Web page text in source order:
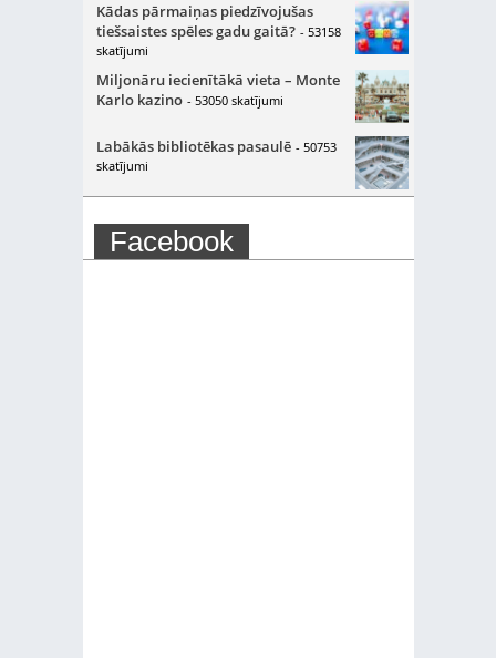
Kādas pārmaiņas piedzīvojušas
tiešsaistes spēles gadu gaitā? - 53158
skatījumi
Miljonāru iecienītākā vieta – Monte
Karlo kazino - 53050 skatījumi
Labākās bibliotēkas pasaulē - 50753
skatījumi
Facebook